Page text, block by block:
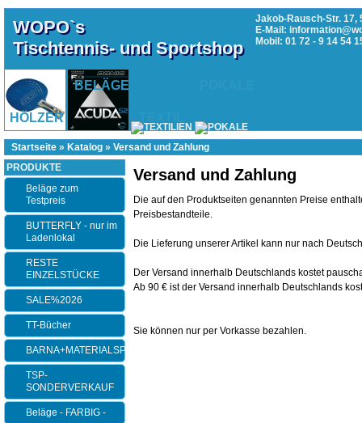
WOPO`s
Tischtennis- und Sportshop
Jakob-Rausch-Str. 17,
E-Mail:
Mobil: 01 72 - 9 14 54
HÖLZER
BELÄGE
Startseite » Katalog » Versand und Zahlung
Versand und Zahlung
Die auf den Produktseiten genannten Preise
Preisbestandteile.
Die Lieferung unserer Artikel kann nur nach
Der Versand innerhalb Deutschlands kostet
Ab 90 € ist der Versand innerhalb Deutschlands
Sie können nur per Vorkasse bezahlen.
PRODUKTE
Beläge zum
Testpreis
BUTTERFLY - nur im
Ladenlokal
RESTE
EINZELSTÜCKE
SALE%2026
TT-Bücher
BARNA+MATERIALSPEZI
TSP-
SONDERVERKAUF
Beläge - FARBIG -